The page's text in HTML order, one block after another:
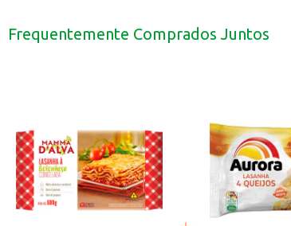
O Suco Prat's Uva 300ml é uma escolha conveniente para
Frequentemente Comprados Juntos